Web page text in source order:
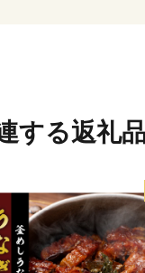
する返礼